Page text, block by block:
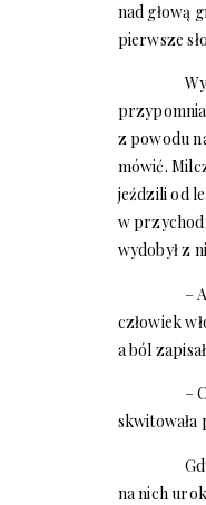
nad głową
pierwsze
z powodu
mówić.
jeździli od
w
wydobył z
–
człowiek
a ból
–
skwitowała
na nich